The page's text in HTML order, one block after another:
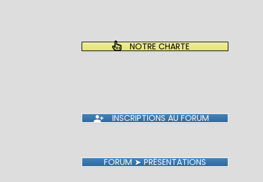
NOTRE CHARTE
INSCRIPTIONS AU FORUM
FORUM ➤ PRÉSENTATIONS